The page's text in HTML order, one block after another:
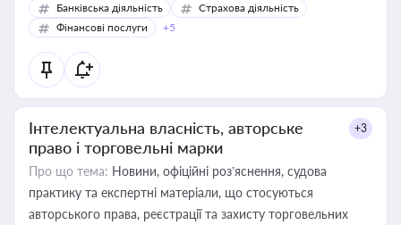
Банківська діяльність
Страхова діяльність
Фінансові послуги
+5
Інтелектуальна власність, авторське
право і торговельні марки
+3
Про що тема: Новини, офіційні роз’яснення, судова
практику та експертні матеріали, що стосуються
авторського права, реєстрації та захисту торговельних